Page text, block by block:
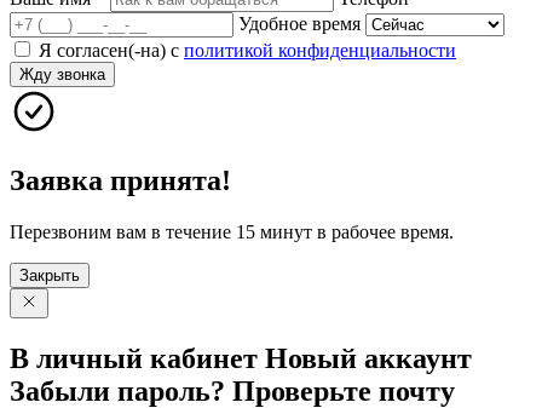
Удобное время
Я согласен(-на) с политикой конфиденциальности
Жду звонка
Заявка принята!
Перезвоним вам в течение 15 минут в рабочее время.
Закрыть
В личный кабинет Новый аккаунт
Забыли пароль? Проверьте почту